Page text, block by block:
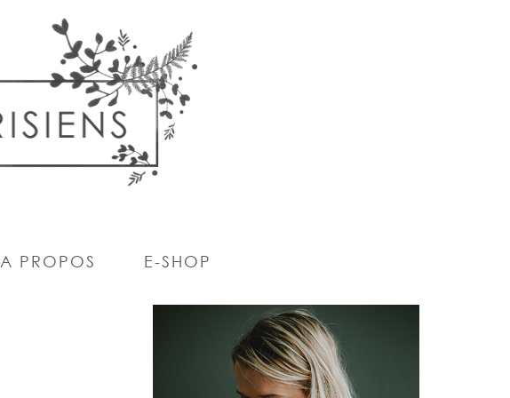
A PROPOS E-SHOP